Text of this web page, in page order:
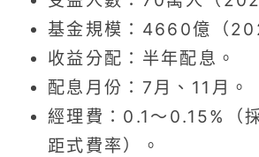
基金規模：4660億（
收益分配：半年配息。
配息月份：7月、11月。
經理費：0.1～0.15%（
距式費率）。